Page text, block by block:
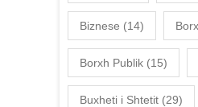
Biznese (14)
Borxh Publik (15)
Buxheti i Shtetit (29)